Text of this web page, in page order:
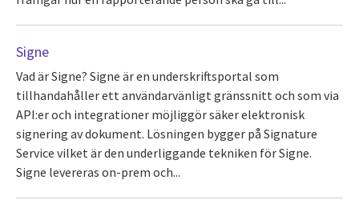
Signe
Vad är Signe? Signe är en underskriftsportal som
tillhandahåller ett användarvänligt gränssnitt och som via
API:er och integrationer möjliggör säker elektronisk
signering av dokument. Lösningen bygger på Signature
Service vilket är den underliggande tekniken för Signe.
Signe levereras on-prem och...